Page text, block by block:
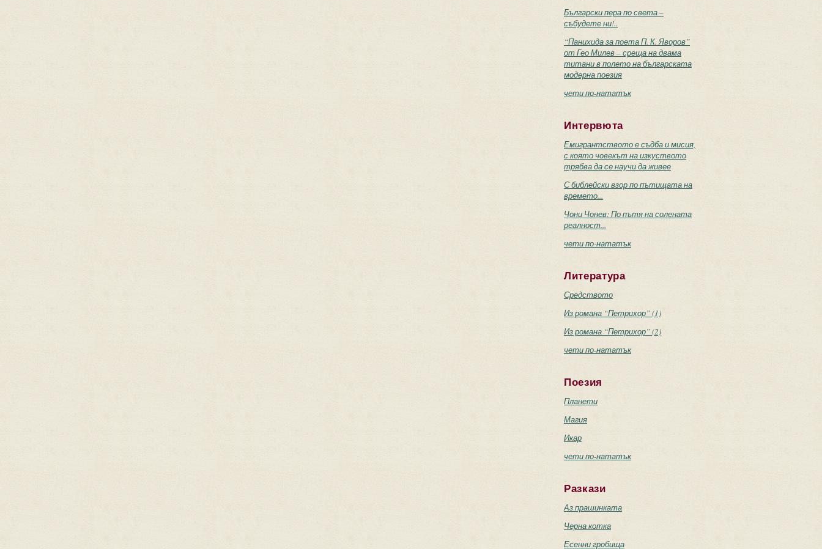
Български пера по света –
събудете ни!..
“Панихида за поета П. К. Яворов”
от Гео Милев – среща на двама
титани в полето на българската
модерна поезия
чети по-нататък
Интервюта
Емигрантството е съдба и мисия,
с която човекът на изкуството
трябва да се научи да живее
С библейски взор по пътищата на
времето...
Чони Чонев: По пътя на солената
реалност...
чети по-нататък
Литература
Средството
Из романа “Петрихор” (1)
Из романа “Петрихор” (2)
чети по-нататък
Поезия
Планети
Магия
Икар
чети по-нататък
Разкази
Аз прашинката
Черна котка
Есенни гробища